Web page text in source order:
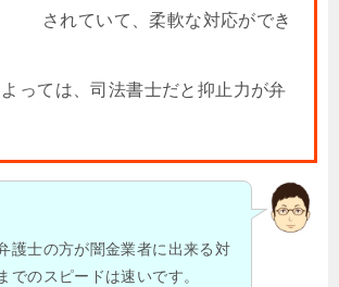
されていて、柔軟な対応ができ
よっては、司法書士だと抑止力が弁
護士の方が闇金業者に出来る対
でのスピードは速いです。